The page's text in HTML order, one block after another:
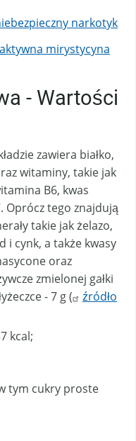
narkotyk
mirystycyna
- Wartości
zawiera białko,
witaminy, takie jak
B6, kwas
Oprócz tego znajdują
takie jak żelazo,
i cynk, a także kwasy
oraz
zmielonej gałki
- 7 g (
źródło
kcal;
tym cukry proste